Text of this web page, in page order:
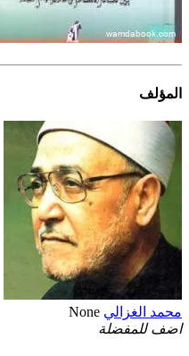
المؤلف
محمد الغزالي None
اضف للمفضلة